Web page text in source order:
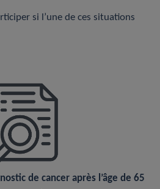
si l’une de ces situations
de cancer après l’âge de 65